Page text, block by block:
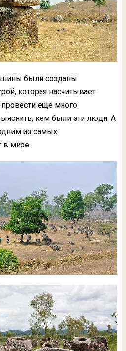
были созданы
которая насчитывает
еще много
кем были эти люди. А
из самых
в мире.